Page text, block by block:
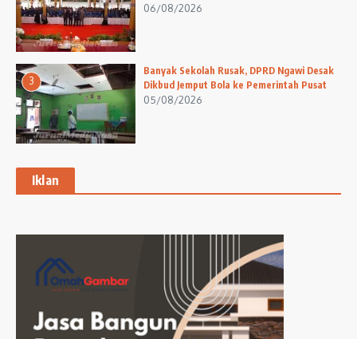
06/08/2026
3
Banyak Sekolah Rusak, DPRD Ngawi Desak
Dikbud Jemput Bola ke Pemerintah Pusat
05/08/2026
Iklan